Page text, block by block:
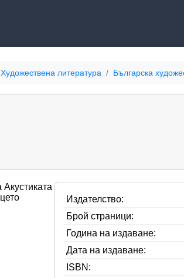
Художествена литература Българска
Издателство:
Брой страници:
Година на издаване:
Дата на издаване:
ISBN: